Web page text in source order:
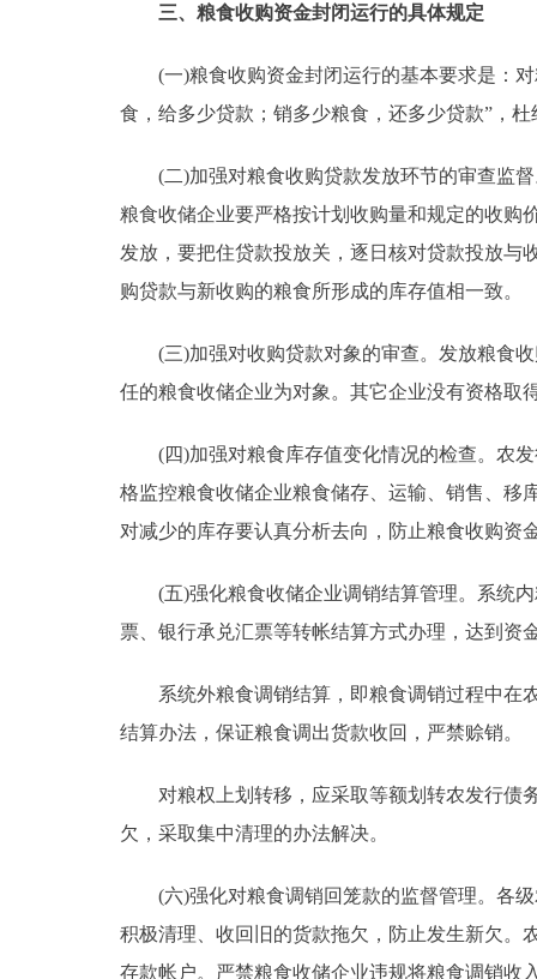
三、粮食收购资金封闭运行的具体规定
(一)粮食收购资金封闭运行的基本要求是：对
食，给多少贷款；销多少粮食，还多少贷款”，
(二)加强对粮食收购贷款发放环节的审查监督
粮食收储企业要严格按计划收购量和规定的收购
发放，要把住贷款投放关，逐日核对贷款投放与
购贷款与新收购的粮食所形成的库存值相一致。
(三)加强对收购贷款对象的审查。发放粮食收
任的粮食收储企业为对象。其它企业没有资格取
(四)加强对粮食库存值变化情况的检查。农发
格监控粮食收储企业粮食储存、运输、销售、移
对减少的库存要认真分析去向，防止粮食收购资
(五)强化粮食收储企业调销结算管理。系统内
票、银行承兑汇票等转帐结算方式办理，达到资
系统外粮食调销结算，即粮食调销过程中在农
结算办法，保证粮食调出货款收回，严禁赊销。
对粮权上划转移，应采取等额划转农发行债务
欠，采取集中清理的办法解决。
(六)强化对粮食调销回笼款的监督管理。各级
积极清理、收回旧的货款拖欠，防止发生新欠。
存款帐户。严禁粮食收储企业违规将粮食调销收